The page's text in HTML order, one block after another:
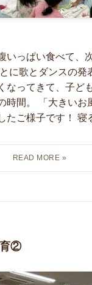
いっぱい食べて、
に歌とダンスの発
なってきて、子ど
時間。 「大きいお
たご様子です！ 寝
育②